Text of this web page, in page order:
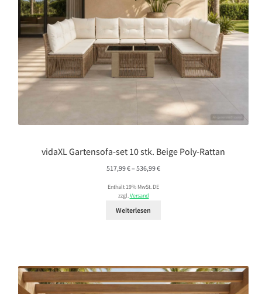
vidaXL Gartensofa-set 10 stk. Beige Poly-Rattan
517,99€– 536,99€Preisspanne:
Enthält 19% MwSt. DE
zzgl.Versand
Weiterlesen